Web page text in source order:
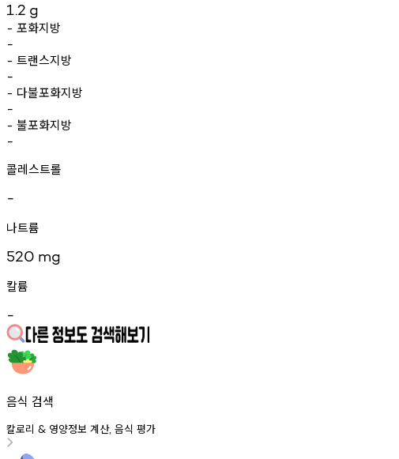
1.2 g
- 포화지방
-
- 트랜스지방
-
- 다불포화지방
-
- 불포화지방
-
콜레스트롤
-
나트륨
520 mg
칼륨
-
음식 검색
칼로리 & 영양정보 계산, 음식 평가